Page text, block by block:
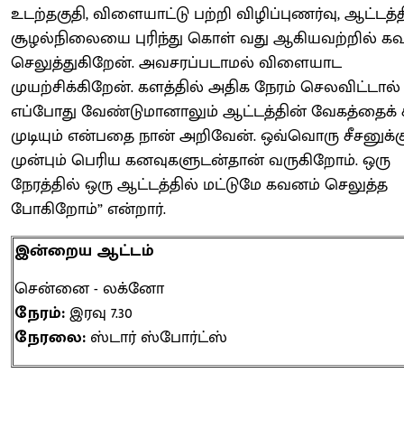
உடற்தகுதி, விளையாட்டு பற்றி விழிப்புணர்வு,
சூழல்நிலையை புரிந்து கொள் வது ஆகியவற்றில்
செலுத்துகிறேன். அவசரப்படாமல் விளையாட
முயற்சிக்கிறேன். களத்தில் அதிக நேரம் செலவிட்டால்
எப்போது வேண்டுமானாலும் ஆட்டத்தின் வேகத்தைக்
முடியும் என்பதை நான் அறிவேன். ஒவ்வொரு
முன்பும் பெரிய கனவுகளுடன்தான் வருகிறோம். ஒரு
நேரத்தில் ஒரு ஆட்டத்தில் மட்டுமே கவனம் செலுத்த
போகிறோம்” என்றார்.
இன்றைய ஆட்டம்
சென்னை - லக்னோ
நேரம்:இரவு 7.30
நேரலை: ஸ்டார் ஸ்போர்ட்ஸ்